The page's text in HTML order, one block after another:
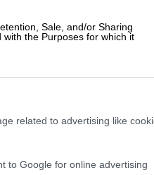
Sale, and/or Sharing
the Purposes for which it
related to advertising like
to Google for online advertising
ενημερώθηκε ότι
φύγει από τη ζωή